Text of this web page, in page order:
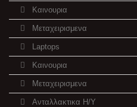
Καινουρια
Μεταχειρισμενα
Laptops
Καινουρια
Μεταχειρισμενα
Ανταλλακτικα H/Y